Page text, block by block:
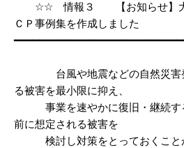
☆☆ 情報３ 【お知らせ】大切
ＣＰ事例集を作成しました
台風や地震などの自然災害発
る被害を最小限に抑え、
事業を速やかに復旧・継続す
前に想定される被害を
検討し対策をとっておくことが